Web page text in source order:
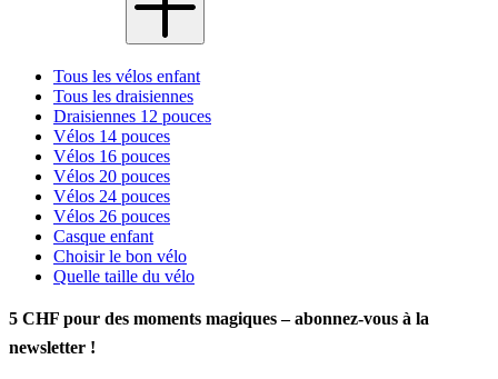
Tous les vélos enfant
Tous les draisiennes
Draisiennes 12 pouces
Vélos 14 pouces
Vélos 16 pouces
Vélos 20 pouces
Vélos 24 pouces
Vélos 26 pouces
Casque enfant
Choisir le bon vélo
Quelle taille du vélo
5 CHF pour des moments magiques – abonnez-vous à la
newsletter !